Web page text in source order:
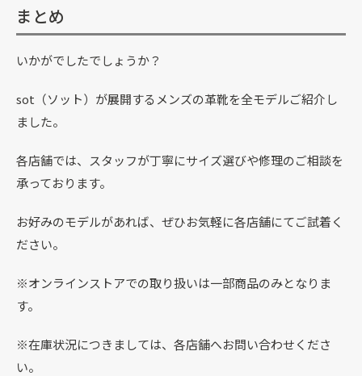
まとめ
いかがでしたでしょうか？
sot（ソット）が展開するメンズの革靴を全モデルご紹介し
ました。
各店舗では、スタッフが丁寧にサイズ選びや修理のご相談を
承っております。
お好みのモデルがあれば、ぜひお気軽に各店舗にてご試着く
ださい。
※オンラインストアでの取り扱いは一部商品のみとなりま
す。
※在庫状況につきましては、各店舗へお問い合わせくださ
い。